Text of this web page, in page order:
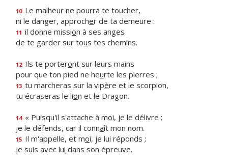
10 Le malheur ne pourra te toucher,
ni le danger, approcher de ta demeure :
11 il donne mission à ses anges
de te garder sur tous tes chemins.
12 Ils te porteront sur leurs mains
pour que ton pied ne heurte les pierres ;
13 tu marcheras sur la vipère et le scorpion,
tu écraseras le lion et le Dragon.
14 « Puisqu'il s'attache à moi, je le délivre ;
je le défends, car il connaît mon nom.
15 Il m'appelle, et moi, je lui réponds ;
je suis avec lui dans son épreuve.